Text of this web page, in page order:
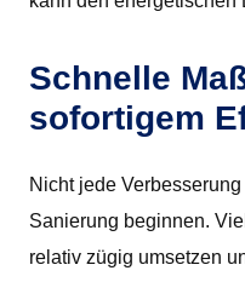
Schnelle
sofortigem
Nicht jede
Sanierung beginnen.
relativ zügig umsetzen